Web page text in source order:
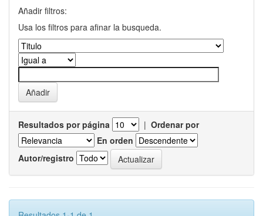
Añadir filtros:
Usa los filtros para afinar la busqueda.
Resultados por página | Ordenar por
En orden
Autor/registro